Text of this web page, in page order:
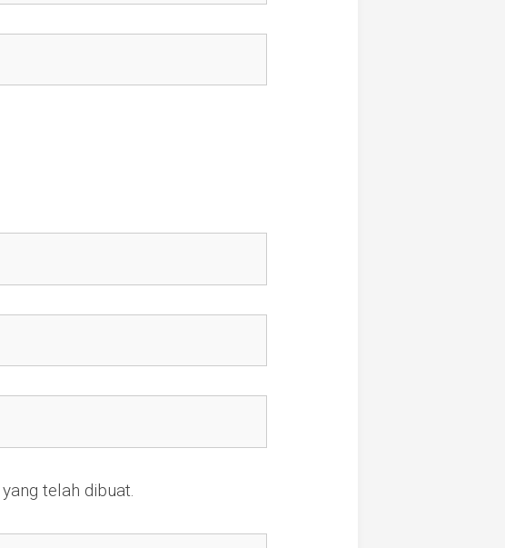
telah dibuat.